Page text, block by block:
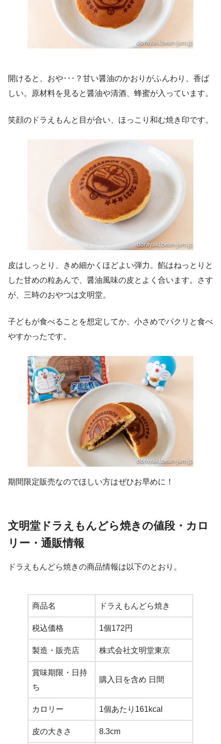
開けると、おや･･･？甘い醤油のかおりがふんわり、香ば
しい。原材料を見ると醤油や清酒、蜂蜜が入っています。
笑顔のドラえもんと目が合い、ほっこり和む焼き印です。
皮はしっとり、きめ細かくほどよい弾力。餡はねっとりと
した甘めの粒あんで、醤油風味の皮とよく合います。さす
が、三時のおやつは文明堂。
子どもが食べることを想定してか、小さめでパクリと食べ
やすかったです。
期間限定販売なのでほしい方はぜひお早めに！
文明堂ドラえもんどら焼きの値段・カロ
リー・通販情報
ドラえもんどら焼きの商品情報は以下のとおり。
商品名 ドラえもんどら焼き
税込価格 1個172円
製造・販売店 株式会社文明堂東京
賞味期限・日持
ち
購入日を含め 日間
カロリー 1個あたり161kcal
皮の大きさ 8.3cm